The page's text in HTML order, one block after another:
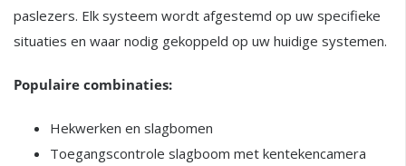
paslezers. Elk systeem wordt afgestemd op uw specifieke
situaties en waar nodig gekoppeld op uw huidige systemen.
Populaire combinaties:
Hekwerken en slagbomen
Toegangscontrole slagboom met kentekencamera